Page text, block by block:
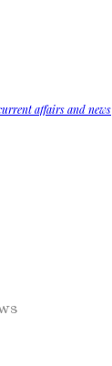
affairs and news